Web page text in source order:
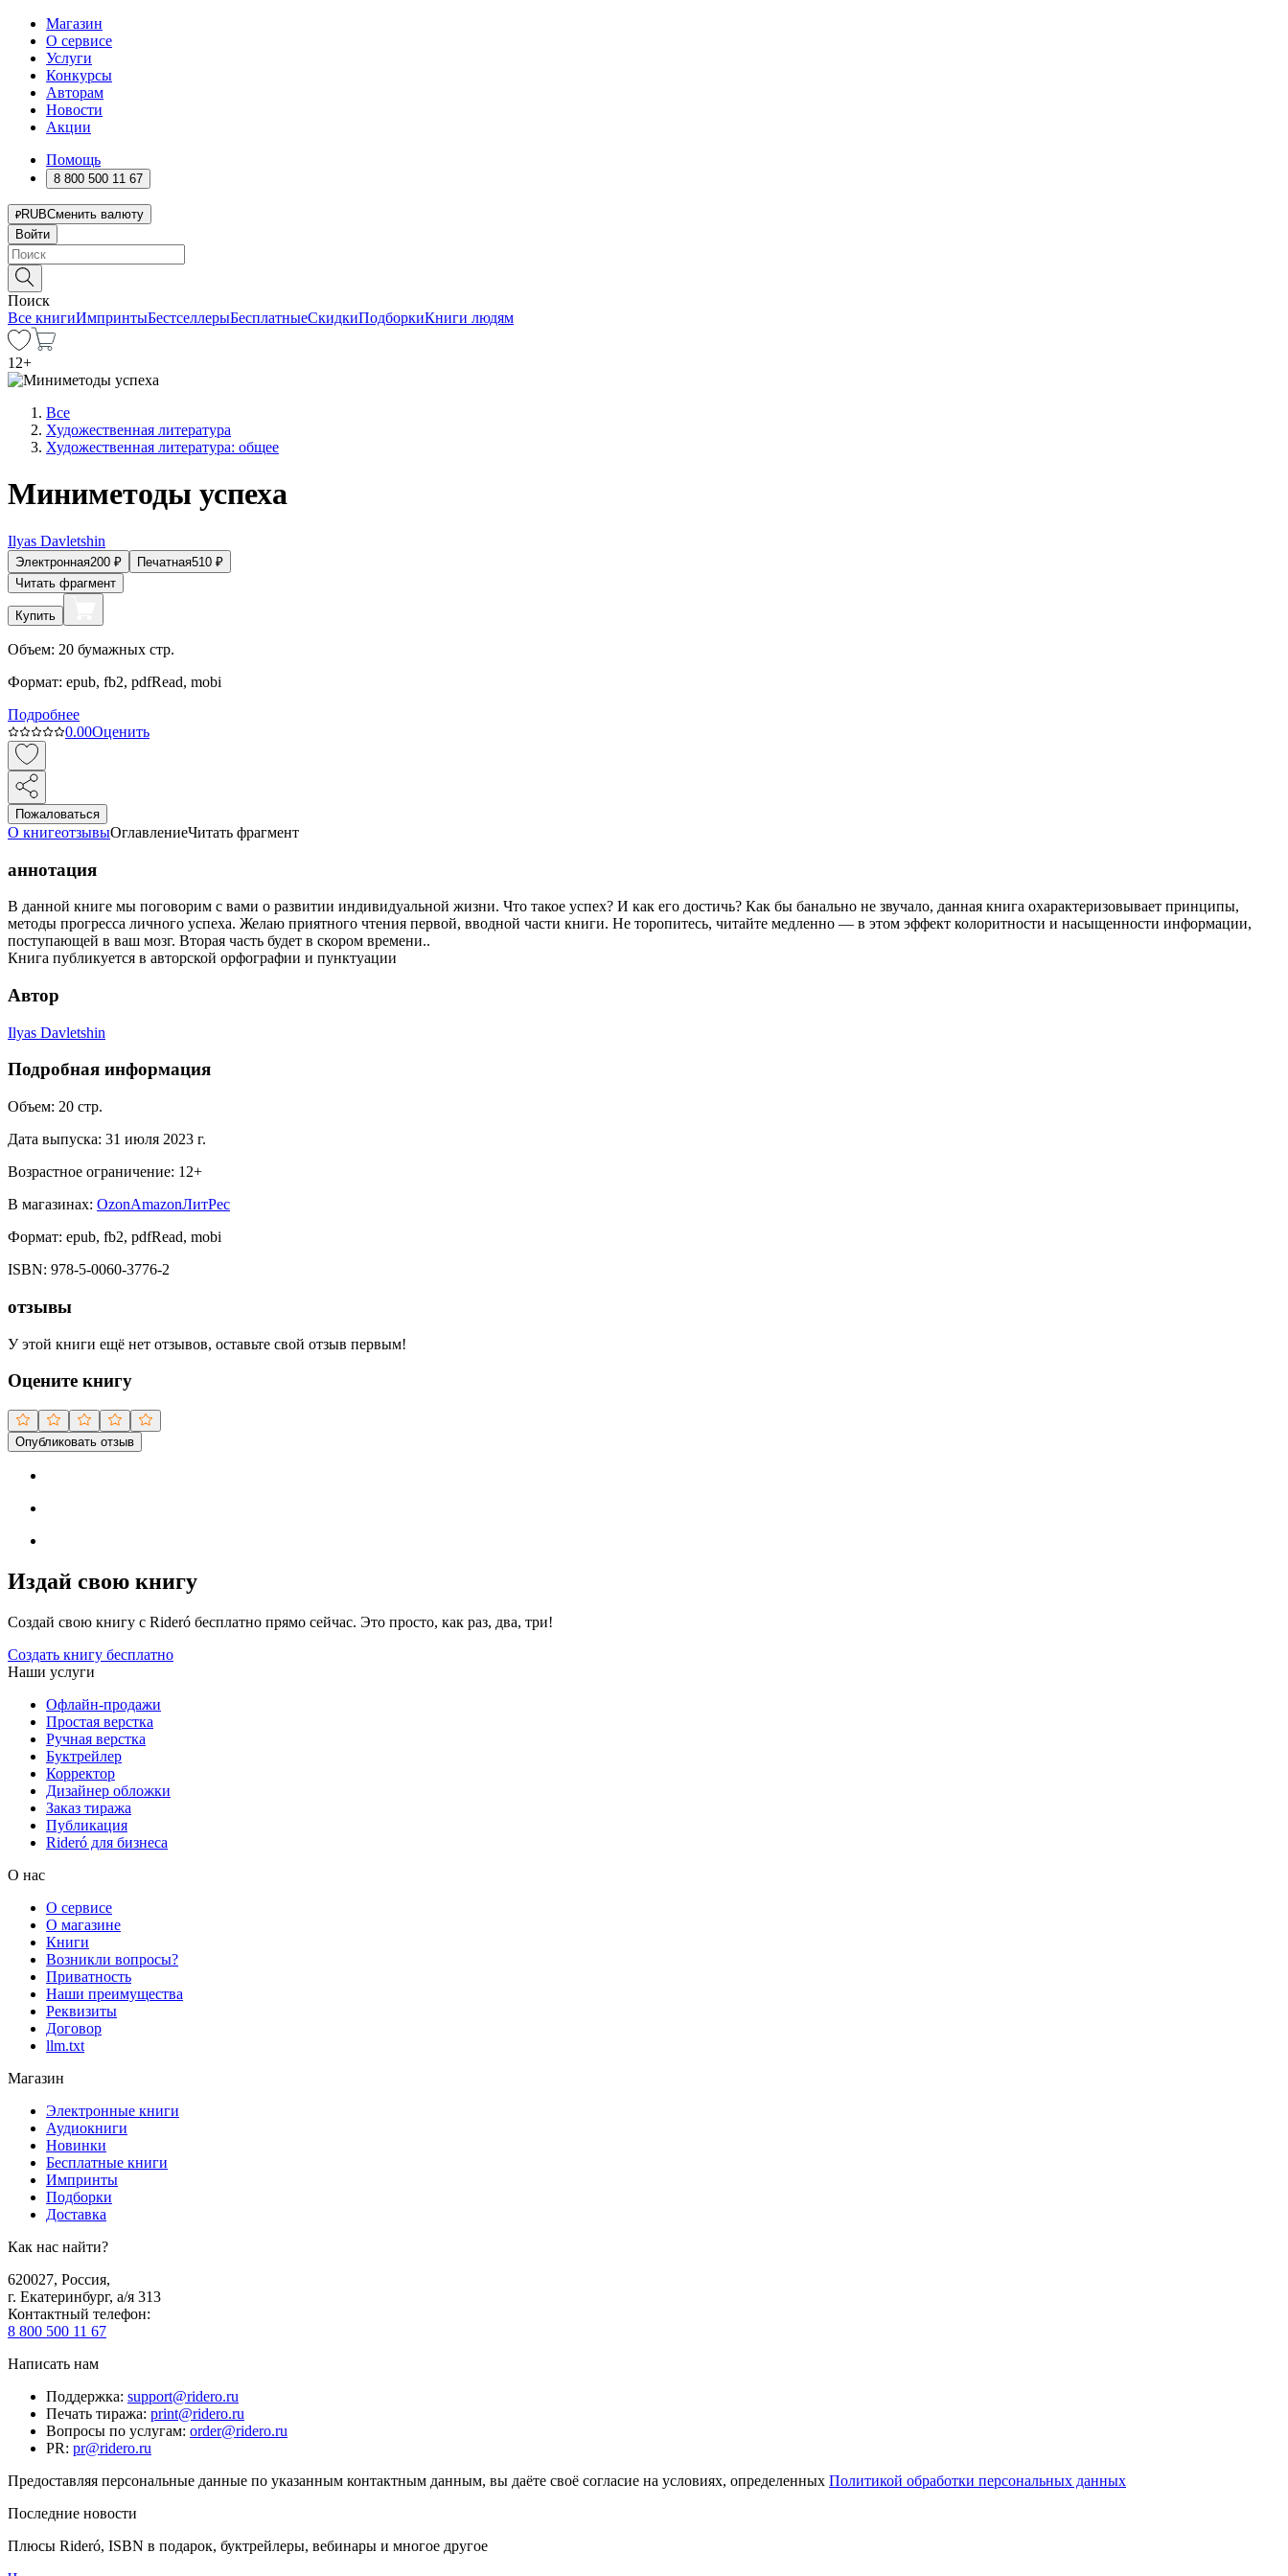
Магазин
О сервисе
Услуги
Конкурсы
Авторам
Новости
Акции
Помощь
8 800 500 11 67
RUBСменить валюту
Войти
Поиск
Все книгиИмпринтыБестселлерыБесплатныеСкидкиПодборкиКниги людям
12+
Все
Художественная литература
Художественная литература: общее
Миниметоды успеха
Ilyas Davletshin
Электронная200 ₽ Печатная510 ₽
Читать фрагмент
Купить
Объем: 20 бумажных стр.
Формат: epub, fb2, pdfRead, mobi
Подробнее
0.00Оценить
Пожаловаться
О книгеотзывыОглавлениеЧитать фрагмент
аннотация
В данной книге мы поговорим с вами о развитии индивидуальной жизни. Что такое успех? И как его достичь? Как бы банально не звучало, данная книга охарактеризовывает принципы,
методы прогресса личного успеха. Желаю приятного чтения первой, вводной части книги. Не торопитесь, читайте медленно — в этом эффект колоритности и насыщенности информации,
поступающей в ваш мозг. Вторая часть будет в скором времени..
Книга публикуется в авторской орфографии и пунктуации
Автор
Ilyas Davletshin
Подробная информация
Объем: 20 стр.
Дата выпуска: 31 июля 2023 г.
Возрастное ограничение: 12+
В магазинах: OzonAmazonЛитРес
Формат: epub, fb2, pdfRead, mobi
ISBN: 978-5-0060-3776-2
отзывы
У этой книги ещё нет отзывов, оставьте свой отзыв первым!
Оцените книгу
Опубликовать отзыв
Издай свою книгу
Создай свою книгу с Rideró бесплатно прямо сейчас. Это просто, как раз, два, три!
Создать книгу бесплатно
Наши услуги
Офлайн-продажи
Простая верстка
Ручная верстка
Буктрейлер
Корректор
Дизайнер обложки
Заказ тиража
Публикация
Rideró для бизнеса
О нас
О сервисе
О магазине
Книги
Возникли вопросы?
Приватность
Наши преимущества
Реквизиты
Договор
llm.txt
Магазин
Электронные книги
Аудиокниги
Новинки
Бесплатные книги
Импринты
Подборки
Доставка
Как нас найти?
620027, Россия,
г. Екатеринбург, а/я 313
Контактный телефон:
8 800 500 11 67
Написать нам
Поддержка: support@ridero.ru
Печать тиража: print@ridero.ru
Вопросы по услугам: order@ridero.ru
PR: pr@ridero.ru
Предоставляя персональные данные по указанным контактным данным, вы даёте своё согласие на условиях, определенных Политикой обработки персональных данных
Последние новости
Плюсы Rideró, ISBN в подарок, буктрейлеры, вебинары и многое другое